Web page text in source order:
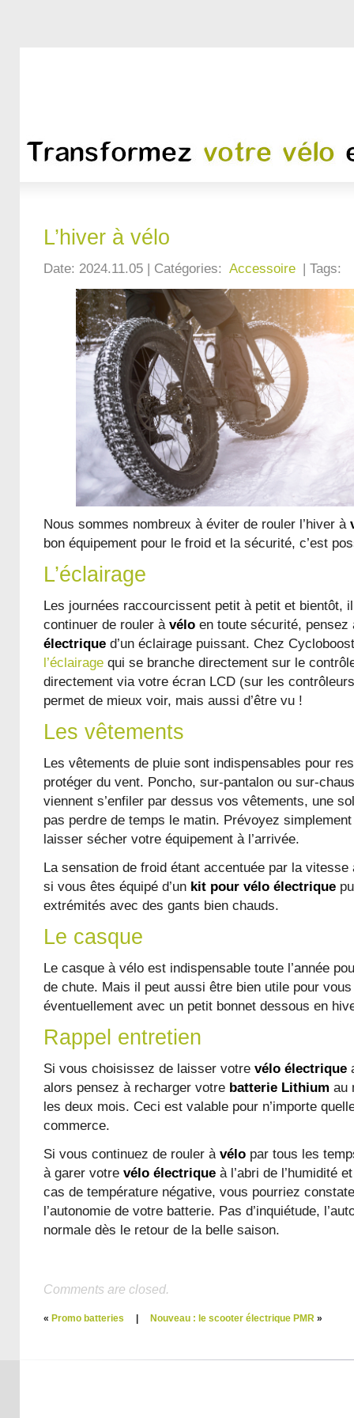
L’hiver à vélo
Date: 2024.11.05 | Catégories: Accessoire | Tags:
Nous sommes nombreux à éviter de rouler l’hiver à
bon équipement pour le froid et la sécurité, c’est
L’éclairage
Les journées raccourcissent petit à petit et bientôt,
continuer de rouler à vélo en toute sécurité,
électrique d’un éclairage puissant. Chez
l’éclairage qui se branche directement sur le
directement via votre écran LCD (sur les
permet de mieux voir, mais aussi d’être vu !
Les vêtements
Les vêtements de pluie sont indispensables pour
protéger du vent. Poncho, sur-pantalon ou sur-
viennent s’enfiler par dessus vos vêtements, une
pas perdre de temps le matin. Prévoyez
laisser sécher votre équipement à l’arrivée.
La sensation de froid étant accentuée par la
si vous êtes équipé d’un kit pour vélo électrique
extrémités avec des gants bien chauds.
Le casque
Le casque à vélo est indispensable toute l’année
de chute. Mais il peut aussi être bien utile pour
éventuellement avec un petit bonnet dessous en
Rappel entretien
Si vous choisissez de laisser votre vélo électrique
alors pensez à recharger votre batterie Lithium au
les deux mois. Ceci est valable pour n’importe
commerce.
Si vous continuez de rouler à vélo par tous les
à garer votre vélo électrique à l’abri de l’humidité
cas de température négative, vous pourriez
l’autonomie de votre batterie. Pas d’inquiétude,
normale dès le retour de la belle saison.
Comments are closed.
« Promo batteries Nouveau : le scooter électrique PMR »